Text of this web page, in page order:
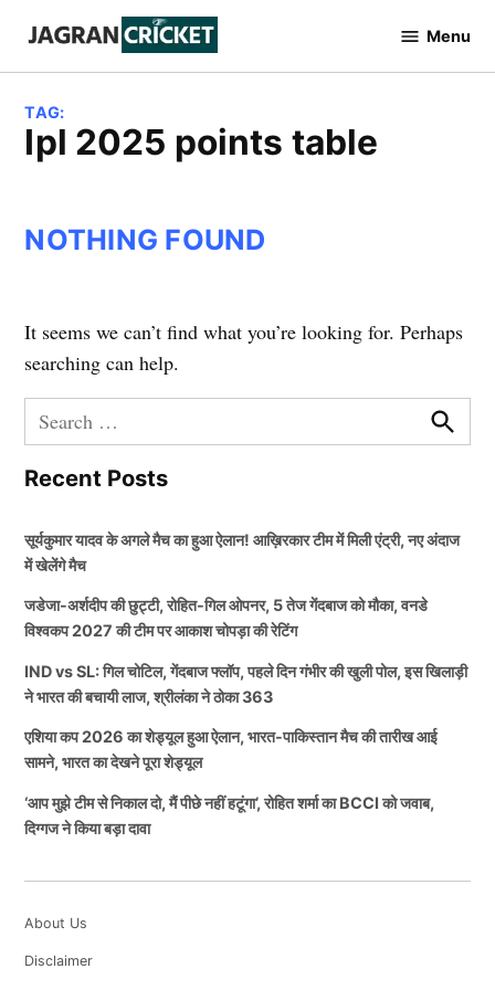
content
Cricket
Menu
TAG:
ipl 2025 points table
NOTHING FOUND
It seems we can’t find what you’re looking for. Perhaps
searching can help.
Search
for:
Search
Recent Posts
सूर्यकुमार यादव के अगले मैच का हुआ ऐलान! आख़िरकार टीम में मिली एंट्री, नए अंदाज
में खेलेंगे मैच
जडेजा-अर्शदीप की छुट्टी, रोहित-गिल ओपनर, 5 तेज गेंदबाज को मौका, वनडे
विश्वकप 2027 की टीम पर आकाश चोपड़ा की रेटिंग
IND vs SL: गिल चोटिल, गेंदबाज फ्लॉप, पहले दिन गंभीर की खुली पोल, इस खिलाड़ी
ने भारत की बचायी लाज, श्रीलंका ने ठोका 363
एशिया कप 2026 का शेड्यूल हुआ ऐलान, भारत-पाकिस्तान मैच की तारीख आई
सामने, भारत का देखने पूरा शेड्यूल
‘आप मुझे टीम से निकाल दो, मैं पीछे नहीं हटूंगा’, रोहित शर्मा का BCCI को जवाब,
दिग्गज ने किया बड़ा दावा
About Us
Disclaimer